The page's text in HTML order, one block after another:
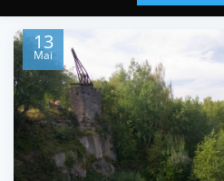
13
Mai